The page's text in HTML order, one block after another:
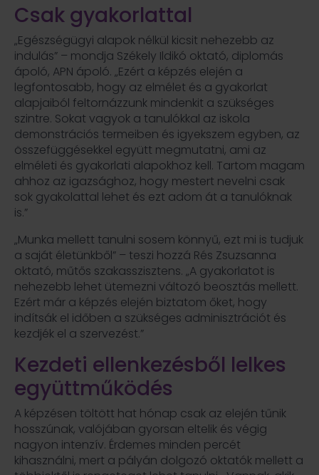
Csak gyakorlattal
„Egészségügyi alapok nélkül kicsit nehezebb az
indulás” – mondja Székely Ildikó oktató, diplomás
ápoló, APN ápoló. „Ezért a képzés elején a
legfontosabb, hogy az elmélet és a gyakorlat
alapjaiból feltornázzunk mindenkit a szükséges
szintre. Sokat vagyok a tanulókkal az iskola
demonstrációs termeiben és igyekszem egyben, az
összefüggésekkel együtt megmutatni, ami az
elméleti és gyakorlati alapokhoz kell. Tartom magam
ahhoz az igazsághoz, hogy mestert nevelni csak
sok gyakolattal lehet és ezt adom át a tanulóknak
is.”
„Munka mellett tanulni sosem könnyű, ezt mi is tudjuk
a saját életünkből” – teszi hozzá Rés Zsuzsanna
oktató, műtős szakasszisztens. „A gyakorlatot is
nehezebb lehet ütemezni változó beosztás mellett.
Ezért már a képzés elején biztatom őket, hogy
indítsák el időben a szükséges adminisztrációt és
kezdjék el a szervezést.”
Kezdeti ellenkezésből lelkes
együttműködés
A képzésen töltött hat hónap csak az elején tűnik
hosszúnak, valójában gyorsan eltelik és végig
nagyon intenzív. Érdemes minden percét
kihasználni, mert a pályán dolgozó oktatók mellett a